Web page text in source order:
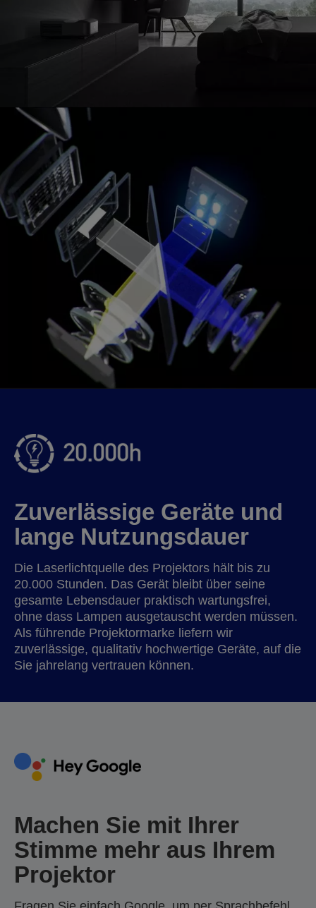
Zuverlässige Geräte und
lange Nutzungsdauer
Die Laserlichtquelle des Projektors hält bis zu
20.000 Stunden. Das Gerät bleibt über seine
gesamte Lebensdauer praktisch wartungsfrei,
ohne dass Lampen ausgetauscht werden müssen.
Als führende Projektormarke liefern wir
zuverlässige, qualitativ hochwertige Geräte, auf die
Sie jahrelang vertrauen können.
Machen Sie mit Ihrer
Stimme mehr aus Ihrem
Projektor